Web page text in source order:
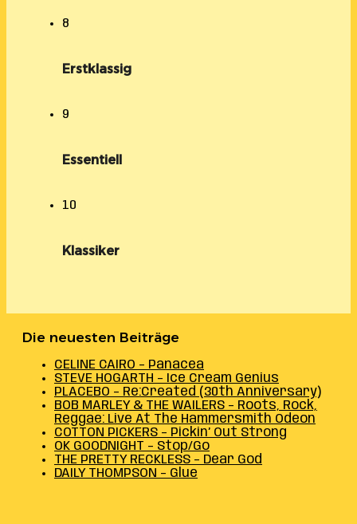
8
Erstklassig
9
Essentiell
10
Klassiker
Die neuesten Beiträge
CELINE CAIRO – Panacea
STEVE HOGARTH – Ice Cream Genius
PLACEBO – Re:Created (30th Anniversary)
BOB MARLEY & THE WAILERS – Roots, Rock,
Reggae: Live At The Hammersmith Odeon
COTTON PICKERS – Pickin’ Out Strong
OK GOODNIGHT – Stop/Go
THE PRETTY RECKLESS – Dear God
DAILY THOMPSON – Glue